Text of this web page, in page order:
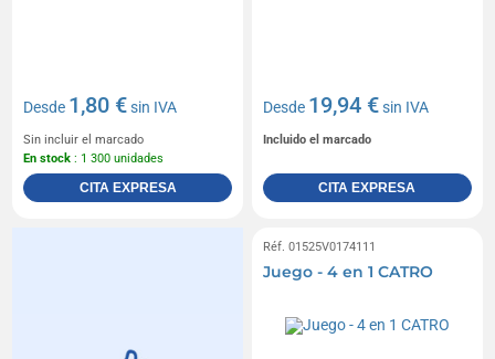
Desde 1,80 €sin IVA
Sin incluir el marcado
En stock : 1 300 unidades
CITA EXPRESA
Desde 19,94 €sin IVA
Incluido el marcado
CITA EXPRESA
Réf. 01525V0174111
Juego - 4 en 1 CATRO